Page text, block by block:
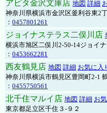
アピタ金沢文庫店 地図 詳細
神奈川県横浜市金沢区釜利谷東2
： 0457801261
ジョイナステラス二俣川店
横浜市旭区二俣川2-50-14ジョイ
： 0453662281
西友鶴見店 地図 詳細 お気に入
神奈川県横浜市鶴見区豊岡町2-1
： 0455750561
北千住マルイ店 地図 詳細 お
東京都足立区千住３-９２